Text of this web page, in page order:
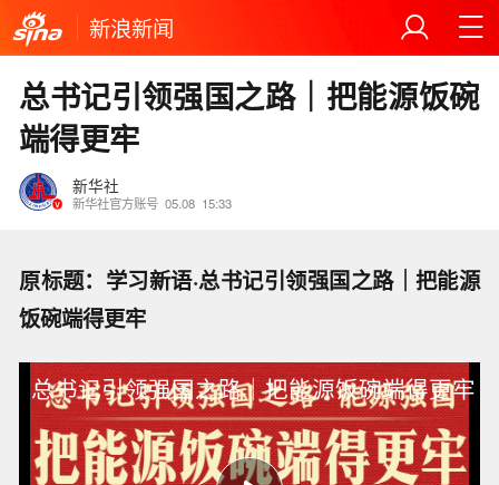
新浪新闻
总书记引领强国之路｜把能源饭碗
端得更牢
新华社
新华社官方账号 05.08 15:33
原标题：学习新语·总书记引领强国之路｜把能源
饭碗端得更牢
总书记引领强国之路｜把能源饭碗端得更牢